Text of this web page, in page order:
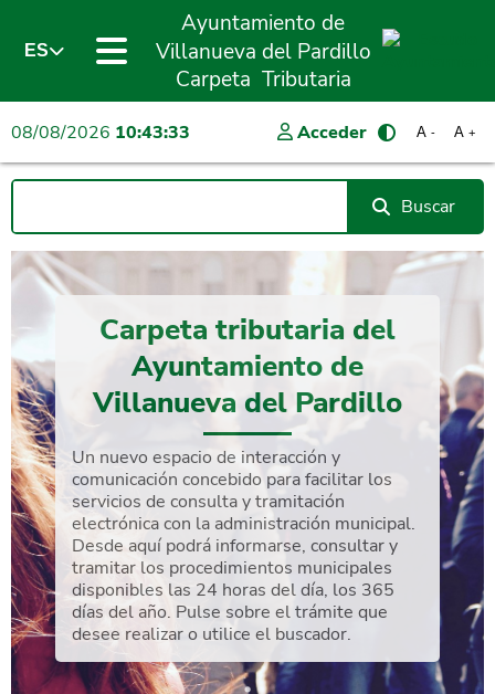
ES
Ayuntamiento de
Villanueva del Pardillo
Carpeta Tributaria
08/08/2026 10:43:33 Acceder A +
A -
Buscar
Carpeta tributaria del
Ayuntamiento de
Villanueva del Pardillo
Un nuevo espacio de interacción y
comunicación concebido para facilitar los
servicios de consulta y tramitación
electrónica con la administración municipal.
Desde aquí podrá informarse, consultar y
tramitar los procedimientos municipales
disponibles las 24 horas del día, los 365
días del año. Pulse sobre el trámite que
desee realizar o utilice el buscador.